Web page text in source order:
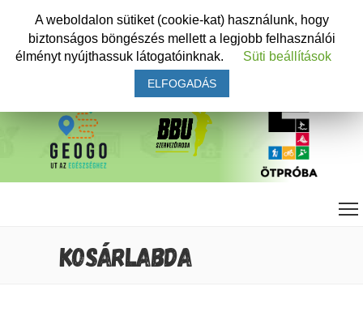
KOSÁRLABDA
A weboldalon sütiket (cookie-kat) használunk, hogy
biztonságos böngészés mellett a legjobb felhasználói
élményt nyújthassuk látogatóinknak.
Süti beállítások
ELFOGADÁS